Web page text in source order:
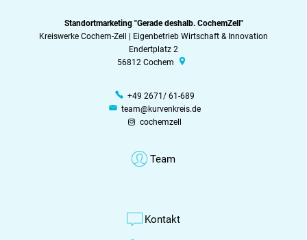
Standortmarketing "Gerade deshalb. CochemZell"
Kreiswerke Cochem-Zell | Eigenbetrieb Wirtschaft & Innovation
Endertplatz 2
56812 Cochem
+49 2671/ 61-689
team@kurvenkreis.de
cochemzell
Team
Kontakt